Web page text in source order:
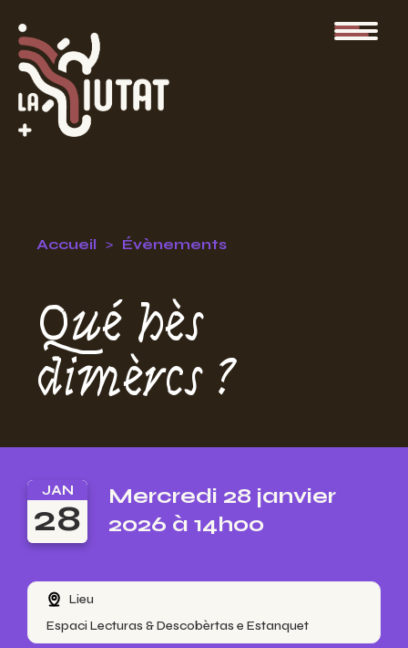
Accueil Évènements
Qué hès
dimèrcs ?
JAN
28
Mercredi 28 janvier
2026 à 14h00
Lieu
Espaci Lecturas & Descobèrtas e Estanquet